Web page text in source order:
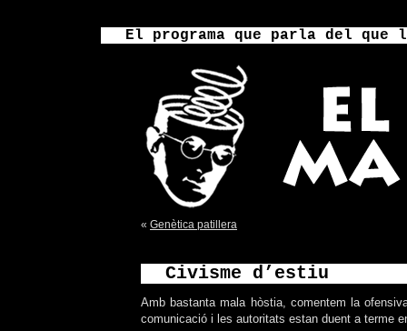
El programa que parla del
« Genètica patillera
Civisme d’estiu
Amb bastanta mala hòstia, comentem la
comunicació i les autoritats estan duent a terme